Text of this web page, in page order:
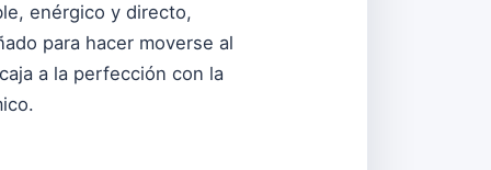
enérgico y directo,
para hacer moverse al
a la perfección con la